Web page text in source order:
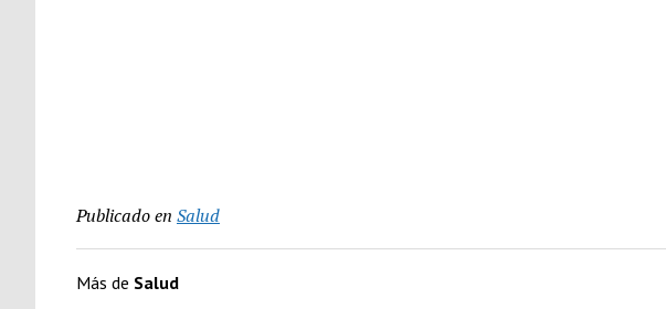
Publicado en Salud
Más de Salud